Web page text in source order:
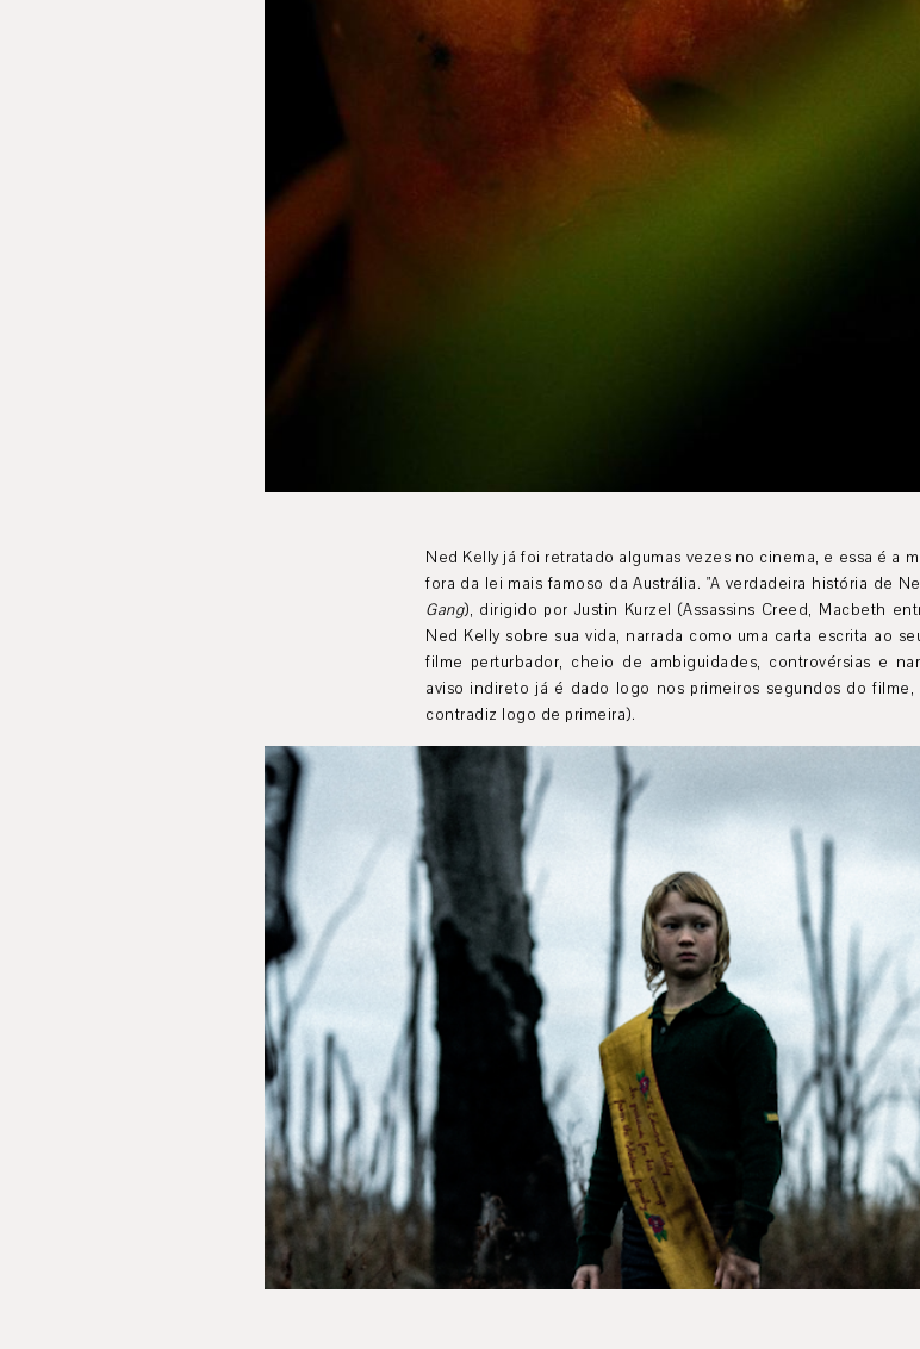
Ned Kelly já foi retratado algumas vezes no cinema, e essa é a
fora da lei mais famoso da Austrália. "A verdadeira história de
Gang), dirigido por Justin Kurzel (Assassins Creed, Macbeth
Ned Kelly sobre sua vida, narrada como uma carta escrita ao
filme perturbador, cheio de ambiguidades, controvérsias e
aviso indireto já é dado logo nos primeiros segundos do
contradiz logo de primeira).